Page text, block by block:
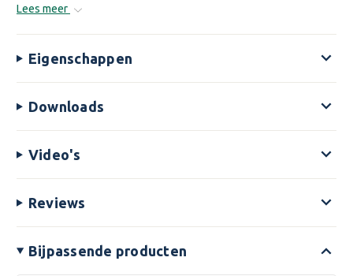
Lees meer
Eigenschappen
Downloads
Video's
Reviews
Bijpassende producten